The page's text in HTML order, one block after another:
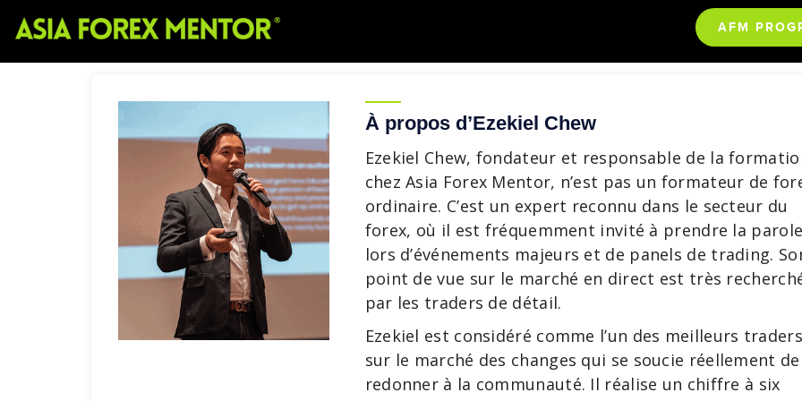
AFM
À propos d’Ezekiel Chew
Ezekiel Chew, fondateur et responsable de la
chez Asia Forex Mentor, n’est pas un formateur de
ordinaire. C’est un expert reconnu dans le secteur du
forex, où il est fréquemment invité à prendre la parole
lors d’événements majeurs et de panels de trading.
point de vue sur le marché en direct est très
par les traders de détail.
Ezekiel est considéré comme l’un des meilleurs traders
sur le marché des changes qui se soucie réellement de
redonner à la communauté. Il réalise un chiffre à six